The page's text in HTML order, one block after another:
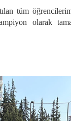
tüm
olarak